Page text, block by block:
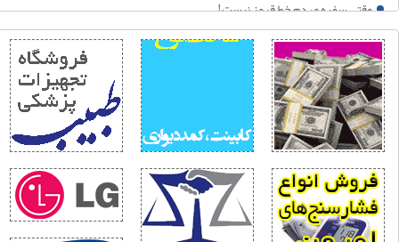
سفره مردم خط قرمز نیست!
نیویورک تایمز: جنگ ترامپ با ایران به سمت «شکست راهبردی» پیش می‌رود
انسانی؛ جهانی، تمدنی به اربعین
۲۰۲۶؛ آینه افول نظم آمریکایی
نقطه ثقل بازدارندگی ایران
و فراواقعیت جنگ ۱۲روزه
خطرناک زلنسکی در خزر
حمله آمریکا به حشد الشعبی، جنگ فرسایشی با ایران را به یک جنگ منطقه‌ای تبدیل